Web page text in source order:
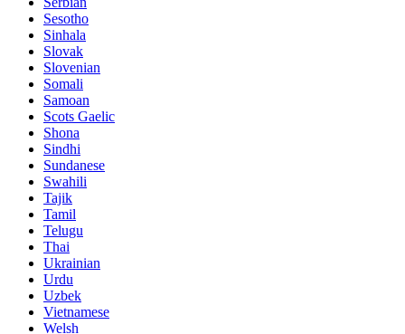
Sesotho
Sinhala
Slovak
Slovenian
Somali
Samoan
Scots Gaelic
Shona
Sindhi
Sundanese
Swahili
Tajik
Tamil
Telugu
Thai
Ukrainian
Urdu
Uzbek
Vietnamese
Welsh